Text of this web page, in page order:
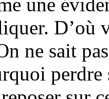
D’où
ne sait
perdre